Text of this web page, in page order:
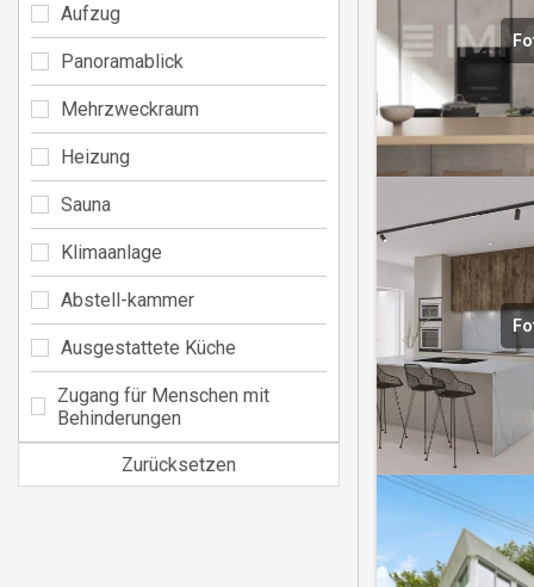
Aufzug
Panoramablick
Mehrzweckraum
Heizung
Sauna
Klimaanlage
Abstell-kammer
Ausgestattete Küche
Zugang für Menschen mit
Behinderungen
Zurücksetzen